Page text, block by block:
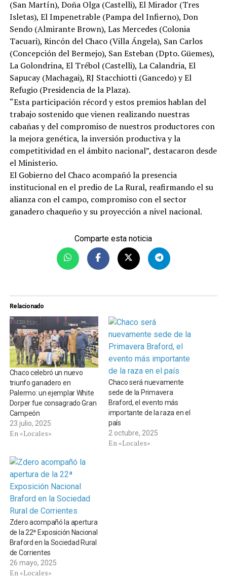
(San Martín), Doña Olga (Castelli), El Mirador (Tres
Isletas), El Impenetrable (Pampa del Infierno), Don
Sendo (Almirante Brown), Las Mercedes (Colonia
Tacuari), Rincón del Chaco (Villa Ángela), San Carlos
(Concepción del Bermejo), San Esteban (Dpto. Güemes),
La Golondrina, El Trébol (Castelli), La Calandria, El
Sapucay (Machagai), RJ Stacchiotti (Gancedo) y El
Refugio (Presidencia de la Plaza).
“Esta participación récord y estos premios hablan del
trabajo sostenido que vienen realizando nuestras
cabañas y del compromiso de nuestros productores con
la mejora genética, la inversión productiva y la
competitividad en el ámbito nacional”, destacaron desde
el Ministerio.
El Gobierno del Chaco acompañó la presencia
institucional en el predio de La Rural, reafirmando el su
alianza con el campo, compromiso con el sector
ganadero chaqueño y su proyección a nivel nacional.
Comparte esta noticia
Relacionado
Chaco celebró un nuevo
triunfo ganadero en
Palermo: un ejemplar White
Dorper fue consagrado Gran
Campeón
23 julio, 2025
En «Locales»
Chaco será nuevamente
sede de la Primavera
Braford, el evento más
importante de la raza en el
país
2 octubre, 2025
En «Locales»
Zdero acompañó la apertura
de la 22ª Exposición Nacional
Braford en la Sociedad Rural
de Corrientes
26 mayo, 2025
En «Locales»